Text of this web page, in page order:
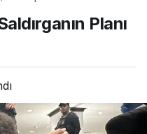
Çıktı
Planı